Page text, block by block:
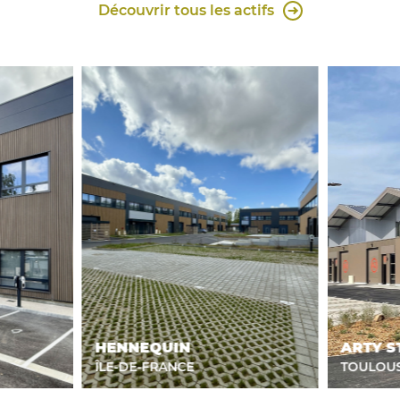
Découvrir tous les actifs
HENNEQUIN
ÎLE-DE-FRANCE
ARTY